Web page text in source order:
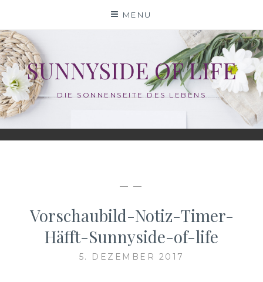
content
MENU
SUNNYSIDE OF LIFE
DIE SONNENSEITE DES LEBENS
— —
Vorschaubild-Notiz-Timer-
Häfft-Sunnyside-of-life
5. DEZEMBER 2017